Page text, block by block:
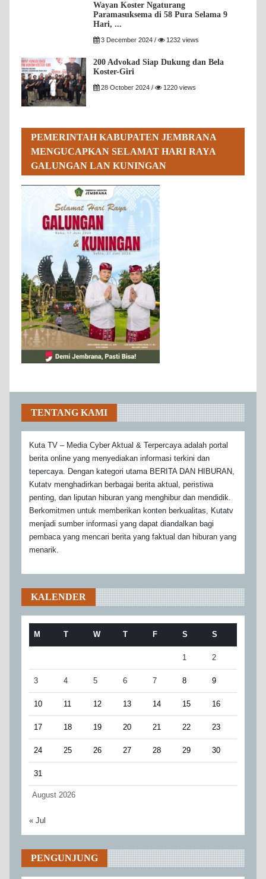
Wayan Koster Ngaturang
Paramasuksema di 58 Pura Selama 9
Hari, ...
3 December 2024 / 1232 views
200 Advokad Siap Dukung dan Bela
Koster-Giri
28 October 2024 / 1220 views
PEMERINTAH KABUPATEN JEMBRANA
MENGUCAPKAN SELAMAT HARI RAYA
GALUNGAN LAN KUNINGAN
TENTANG KAMI
Kuta TV – Media Cyber Aktual & Terpercaya adalah portal
berita online yang menyediakan informasi terkini dan
tepercaya. Dengan kategori utama BERITA DAN HIBURAN,
Kutatv menghadirkan berbagai berita aktual, peristiwa
penting, dan liputan hiburan yang menghibur dan mendidik.
Berkomitmen untuk memberikan konten berkualitas, Kutatv
menjadi sumber informasi yang dapat diandalkan bagi
pembaca yang mencari berita yang faktual dan hiburan yang
menarik.
KALENDER
August 2026
M T W T F S S
1 2
3 4 5 6 7 8 9
10 11 12 13 14 15 16
17 18 19 20 21 22 23
24 25 26 27 28 29 30
31
« Jul
PENGUNJUNG